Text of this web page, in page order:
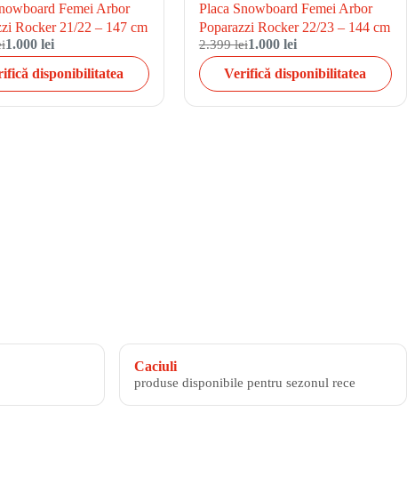
Femei Arbor
Rocker 21/22 – 147 cm
1.000 lei
disponibilitatea
Placa Snowboard Femei Arbor
Poparazzi Rocker 22/23 – 144 cm
2.399 lei1.000 lei
Verifică disponibilitatea
Caciuli
produse disponibile pentru sezonul rece